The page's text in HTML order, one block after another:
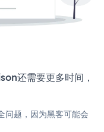
还需要更多时间，
问题，因为黑客可能会